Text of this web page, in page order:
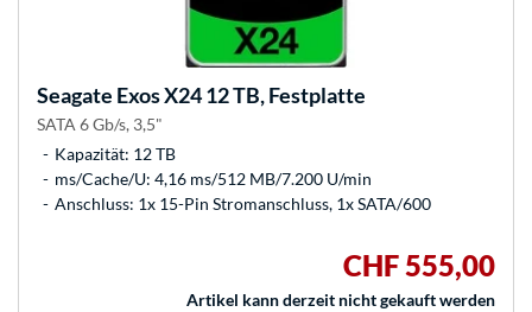
Seagate Exos X24 12 TB, Festplatte
SATA 6 Gb/s, 3,5"
Kapazität: 12 TB
ms/Cache/U: 4,16 ms/512 MB/7.200 U/min
Anschluss: 1x 15-Pin Stromanschluss, 1x SATA/600
CHF 555,00
Artikel kann derzeit nicht gekauft werden